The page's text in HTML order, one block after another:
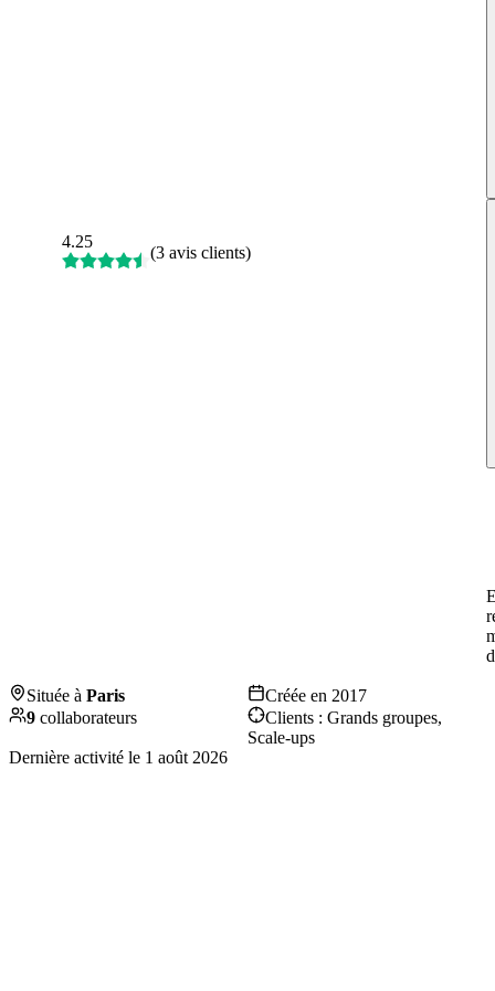
4.25
(3 avis clients)
Située à Paris Créée en 2017
9 collaborateurs Clients : Grands groupes,
Scale-ups
Dernière activité le 1 août 2026